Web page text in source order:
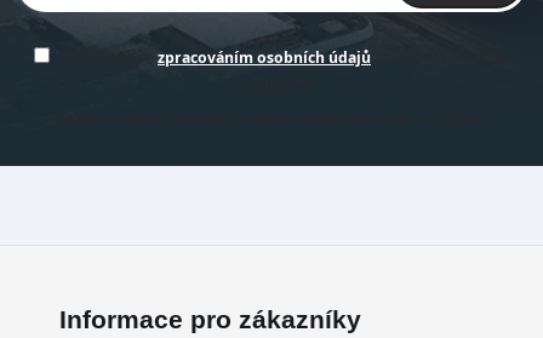
zpracováním osobních údajů
Informace pro zákazníky